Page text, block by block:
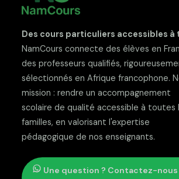
Des cours particuliers accessibles à
NamCours connecte des élèves en
des professeurs qualifiés,
sélectionnés en Afrique francophone.
mission : rendre un accompagnement
scolaire de qualité accessible à toutes
familles, en valorisant l'expertise
pédagogique de nos enseignants.
Une question ? Contactez-